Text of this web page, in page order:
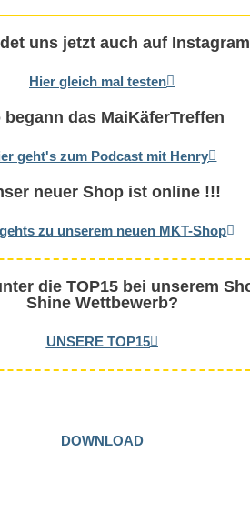
uns jetzt auch auf Instagram
Hier gleich mal testen
begann das MaiKäferTreffen
geht's zum Podcast mit Henry
neuer Shop ist online !!!
zu unserem neuen MKT-Shop
die TOP15 bei unserem
Shine Wettbewerb?
UNSERE TOP15
DOWNLOAD